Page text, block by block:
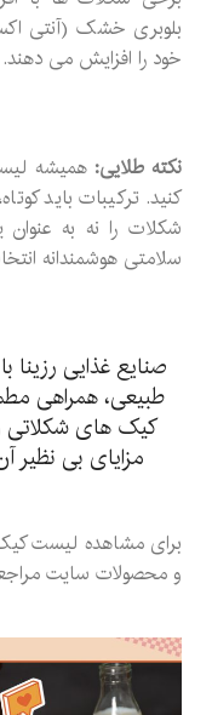
بلوبری خشک (آنتی
خود را افزایش می دهند.
نکته طلایی: همیشه
کنید. ترکیبات باید
شکلات را نه به
سلامتی هوشمندانه
صنایع غذایی رزینا
طبیعی، همراهی
کیک های شکلاتی
مزایای بی نظیر
برای مشاهده لیست
و محصولات سایت